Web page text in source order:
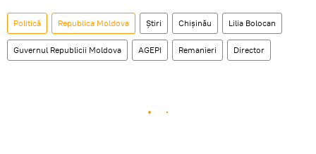
Politică Republica Moldova Știri Chişinău Lilia Bolocan
Guvernul Republicii Moldova AGEPI Remanieri Director